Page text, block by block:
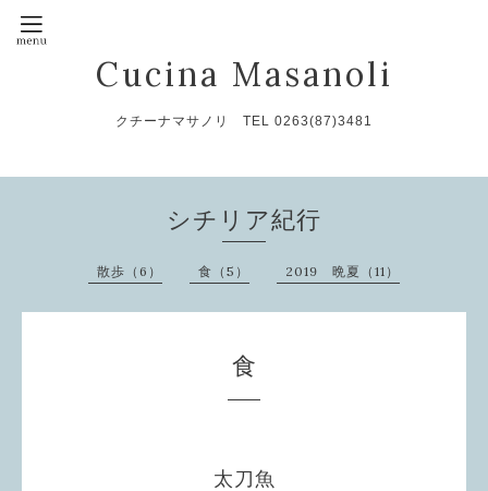
Cucina Masanoli
クチーナマサノリ TEL 0263(87)3481
シチリア紀行
散歩（6） 食（5） 2019 晩夏（11）
食
太刀魚